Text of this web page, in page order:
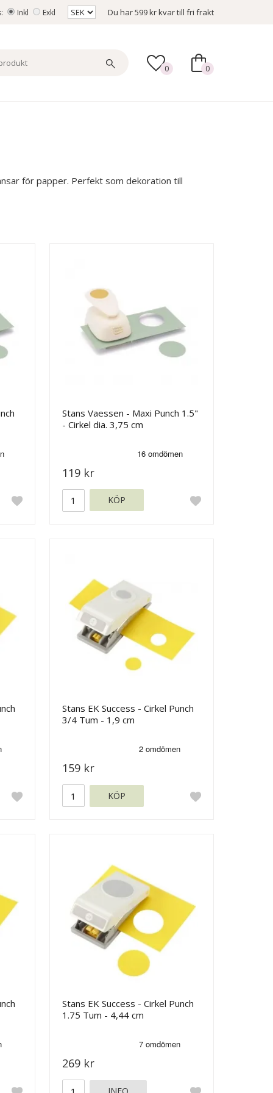
Inkl Exkl Du har599 krkvar till fri frakt
0 0
för papper. Perfekt som dekoration till
Stans Vaessen - Maxi Punch 1.5"
- Cirkel dia. 3,75 cm
119 kr
KÖP
Stans EK Success - Cirkel Punch
3/4 Tum - 1,9 cm
159 kr
KÖP
Stans EK Success - Cirkel Punch
1.75 Tum - 4,44 cm
269 kr